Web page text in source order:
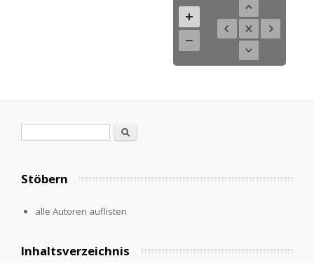
Search
Stöbern
alle Autoren auflisten
Inhaltsverzeichnis